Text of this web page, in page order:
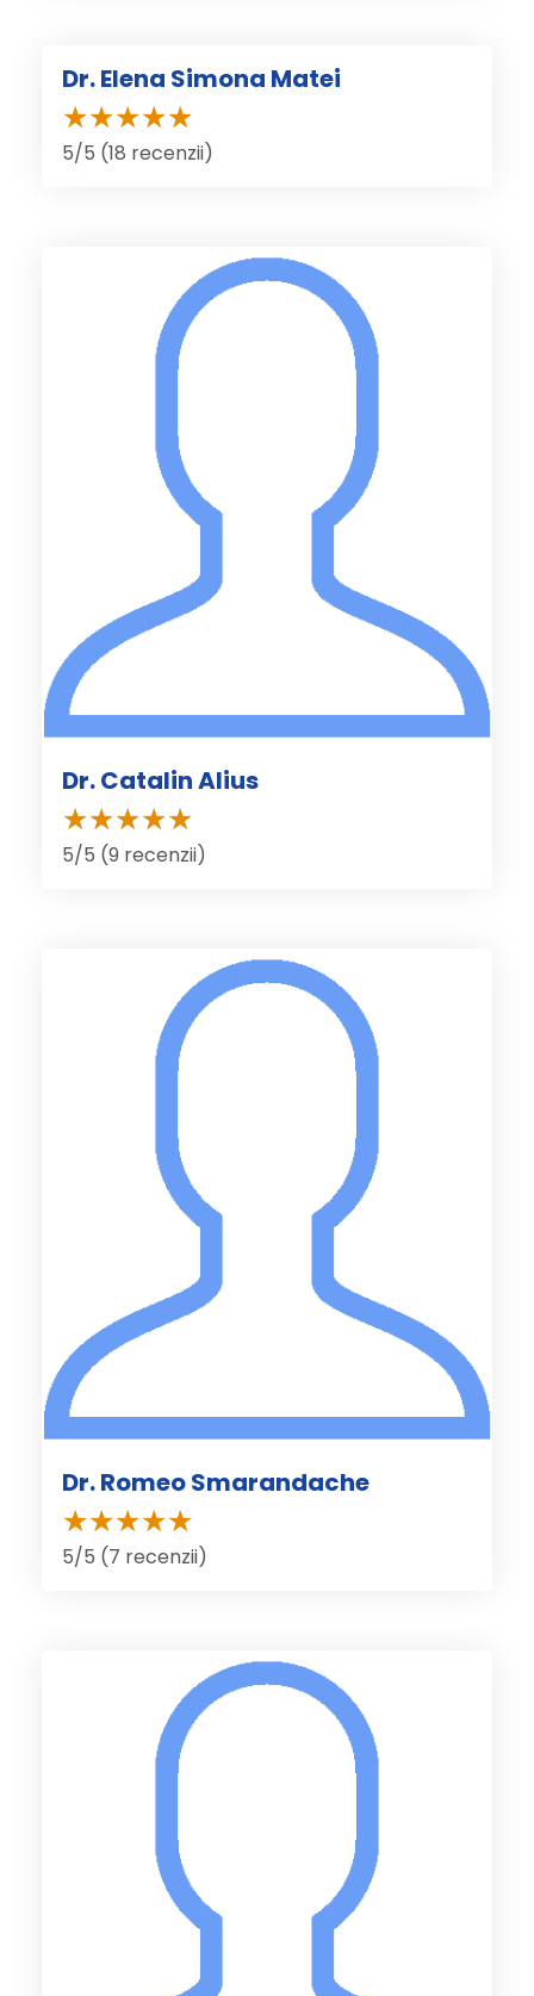
Dr. Elena Simona Matei
5/5 (18 recenzii)
Dr. Catalin Alius
5/5 (9 recenzii)
Dr. Romeo Smarandache
5/5 (7 recenzii)